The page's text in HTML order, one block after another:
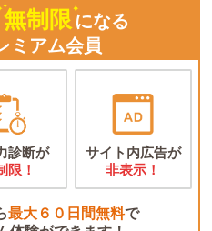
無制限になる
ミアム会員
診断が
限！
サイト内広告が
非表示！
最大６０日間無料で